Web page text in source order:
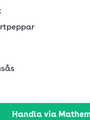
Handla via Mathem